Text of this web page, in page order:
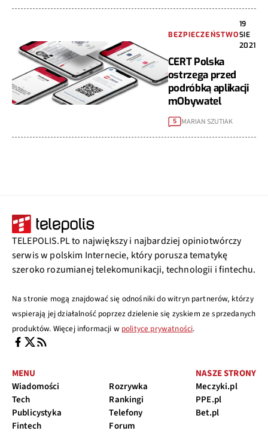
BEZPIECZEŃSTWO
19
SIE
2021
CERT Polska
ostrzega przed
podróbką aplikacji
mObywatel
5 MARIAN SZUTIAK
TELEPOLIS.PL to największy i najbardziej opiniotwórczy
serwis w polskim Internecie, który porusza tematykę
szeroko rozumianej telekomunikacji, technologii i fintechu.
Na stronie mogą znajdować się odnośniki do witryn partnerów, którzy
wspierają jej działalność poprzez dzielenie się zyskiem ze sprzedanych
produktów. Więcej informacji w polityce prywatności.
MENU
Wiadomości
Tech
Publicystyka
Fintech
Rozrywka
Rankingi
Telefony
Forum
NASZE STRONY
Meczyki.pl
PPE.pl
Bet.pl